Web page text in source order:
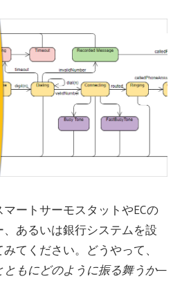
ートサーモスタットやECの
あるいは銀行システムを設
てください。どうやって、
もにどのように振る舞うか—